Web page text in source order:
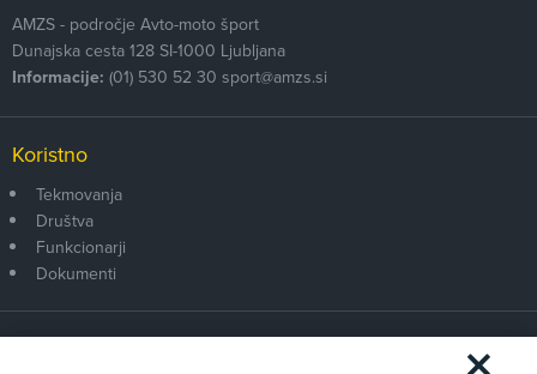
AMZS - področje Avto-moto šport
Dunajska cesta 128 SI-1000 Ljubljana
Informacije: (01) 530 52 30 sport@amzs.si
Koristno
Tekmovanja
Društva
Funkcionarji
Dokumenti